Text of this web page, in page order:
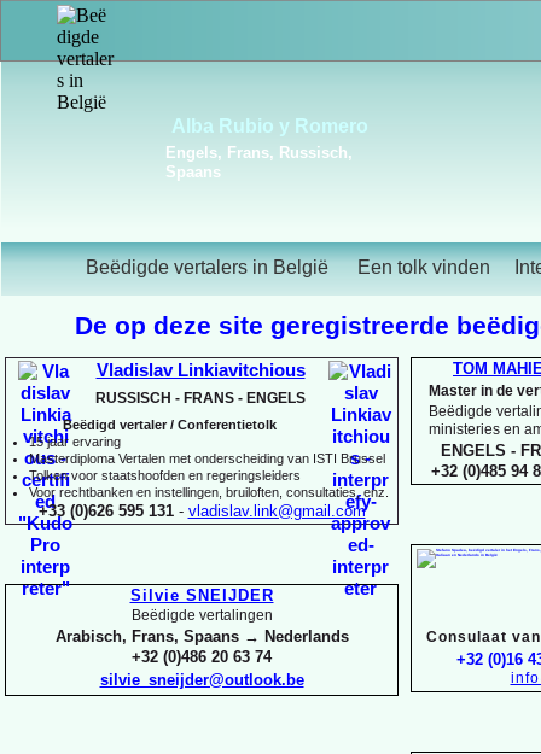
Beëdigde vertalers in België Een tolk vinden
Frédérique Christiaens
Engels, Frans, Portugees,
Spaans
De op deze site geregistreerde
TOM
Master in de
Beëdigde
ministeries en
ENGELS -
+32 (0)485 94
Consulaat
+32 (0)16
Vladislav Linkiavitchious
RUSSISCH - FRANS - ENGELS
Beëdigd vertaler / Conferentietolk
15 jaar ervaring
Masterdiploma Vertalen met onderscheiding van ISTI Brussel
Tolken voor staatshoofden en regeringsleiders
Voor rechtbanken en instellingen, bruiloften, consultaties, enz.
+33 (0)626 595 131- vladislav.link@gmail.com
Silvie SNEIJDER
Beëdigde vertalingen
Arabisch, Frans, Spaans → Nederlands
+32 (0)486 20 63 74
silvie_sneijder@outlook.be